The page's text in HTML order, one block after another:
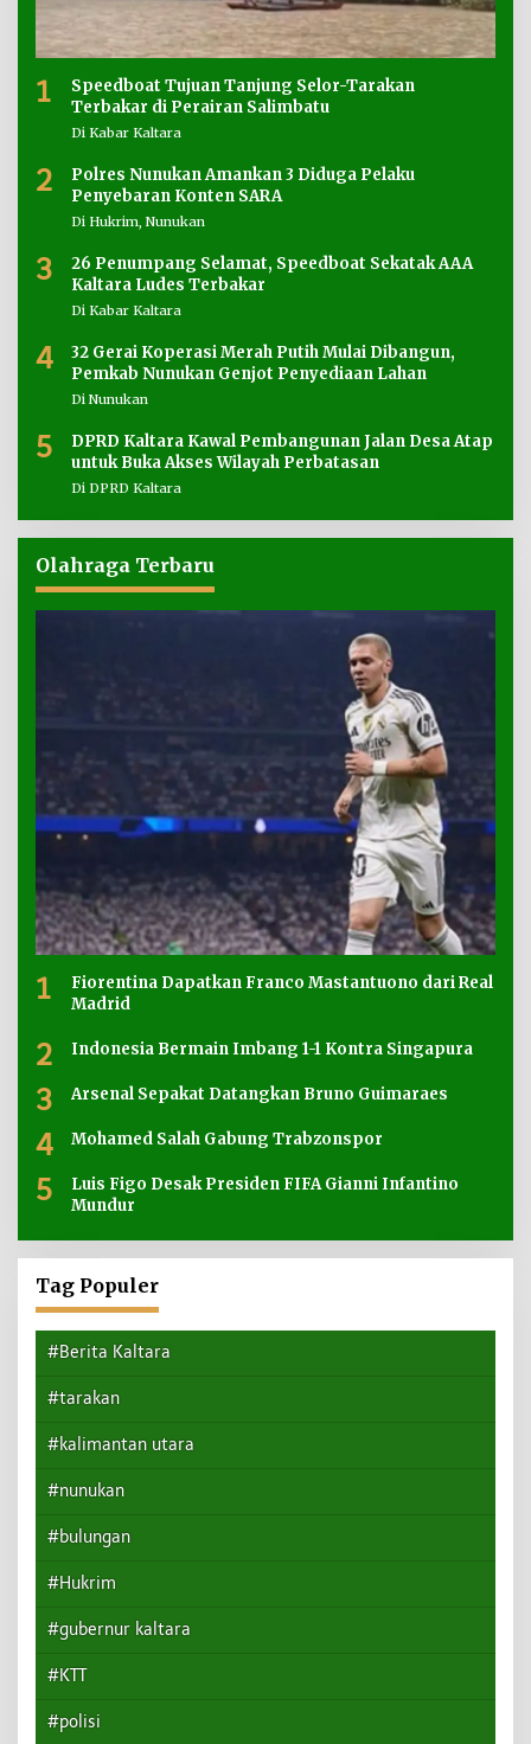
1
Speedboat Tujuan Tanjung Selor-Tarakan
Terbakar di Perairan Salimbatu
Di Kabar Kaltara
2
Polres Nunukan Amankan 3 Diduga Pelaku
Penyebaran Konten SARA
Di Hukrim, Nunukan
3
26 Penumpang Selamat, Speedboat Sekatak AAA
Kaltara Ludes Terbakar
Di Kabar Kaltara
4
32 Gerai Koperasi Merah Putih Mulai Dibangun,
Pemkab Nunukan Genjot Penyediaan Lahan
Di Nunukan
5
DPRD Kaltara Kawal Pembangunan Jalan Desa Atap
untuk Buka Akses Wilayah Perbatasan
Di DPRD Kaltara
Olahraga Terbaru
1
Fiorentina Dapatkan Franco Mastantuono dari Real
Madrid
2 Indonesia Bermain Imbang 1-1 Kontra Singapura
3 Arsenal Sepakat Datangkan Bruno Guimaraes
4 Mohamed Salah Gabung Trabzonspor
5
Luis Figo Desak Presiden FIFA Gianni Infantino
Mundur
Tag Populer
#Berita Kaltara
#tarakan
#kalimantan utara
#nunukan
#bulungan
#Hukrim
#gubernur kaltara
#KTT
#polisi